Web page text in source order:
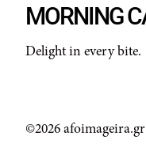
MORNING
Delight in every bite.
©2026 afoimageira.gr